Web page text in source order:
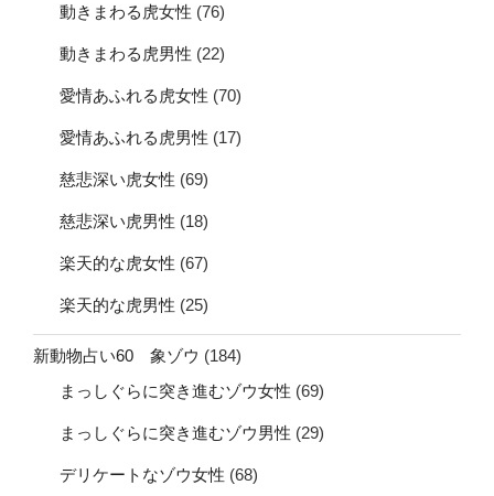
動きまわる虎女性 (76)
動きまわる虎男性 (22)
愛情あふれる虎女性 (70)
愛情あふれる虎男性 (17)
慈悲深い虎女性 (69)
慈悲深い虎男性 (18)
楽天的な虎女性 (67)
楽天的な虎男性 (25)
新動物占い60 象ゾウ (184)
まっしぐらに突き進むゾウ女性 (69)
まっしぐらに突き進むゾウ男性 (29)
デリケートなゾウ女性 (68)